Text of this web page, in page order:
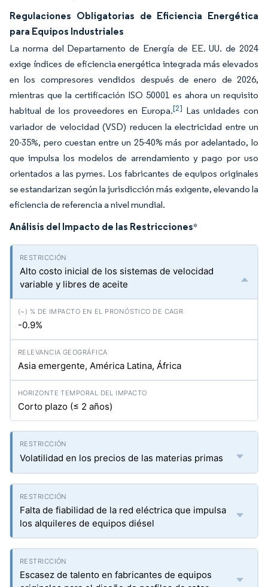
Regulaciones Obligatorias de Eficiencia Energética
para Equipos Industriales
La norma del Departamento de Energía de EE. UU. de 2024
exige índices de eficiencia energética integrada más elevados
en los compresores vendidos después de enero de 2026,
mientras que la certificación ISO 50001 es ahora un requisito
habitual de los proveedores en Europa.[2] Las unidades con
variador de velocidad (VSD) reducen la electricidad entre un
20-35%, pero cuestan entre un 25-40% más por adelantado, lo
que impulsa los modelos de arrendamiento y pago por uso
orientados a las pymes. Los fabricantes de equipos originales
se estandarizan según la jurisdicción más exigente, elevando la
eficiencia de referencia a nivel mundial.
Análisis del Impacto de las Restricciones*
Alto costo inicial de los sistemas de velocidad
variable y libres de aceite
-0.9%
Asia emergente, América Latina, África
Corto plazo (≤ 2 años)
Volatilidad en los precios de las materias primas
Falta de fiabilidad de la red eléctrica que impulsa
los alquileres de equipos diésel
Escasez de talento en fabricantes de equipos